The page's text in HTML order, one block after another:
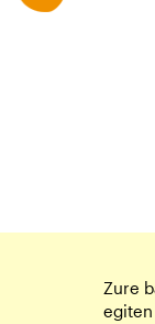
Zure
egiten